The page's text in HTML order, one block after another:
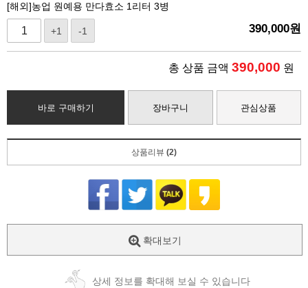
[해외]농업 원예용 만다효소 1리터 3병
+1 -1 390,000원
총 상품 금액 390,000 원
바로 구매하기 장바구니 관심상품
상품리뷰 (2)
확대보기
상세 정보를 확대해 보실 수 있습니다